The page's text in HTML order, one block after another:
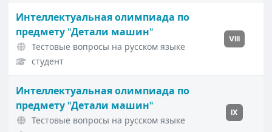
Интеллектуальная олимпиада по
предмету "Детали машин"
Тестовые вопросы на русском языке
студент
VIII
Интеллектуальная олимпиада по
предмету "Детали машин"
Тестовые вопросы на русском языке
IX